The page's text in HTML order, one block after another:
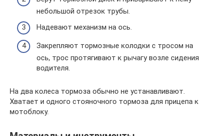
небольшой отрезок трубы.
Надевают механизм на ось.
Закрепляют тормозные колодки с тросом на
ось, трос протягивают к рычагу возле сидения
водителя.
На два колеса тормоза обычно не устанавливают.
Хватает и одного стояночного тормоза для прицепа к
мотоблоку.